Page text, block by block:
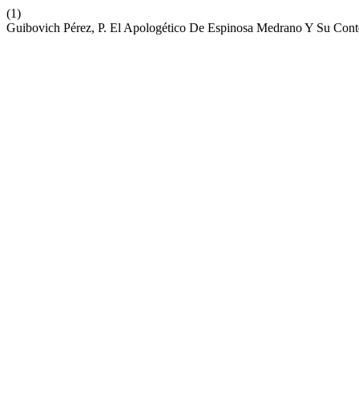
(1)
Guibovich Pérez, P. El Apologético De Espinosa Medrano Y Su